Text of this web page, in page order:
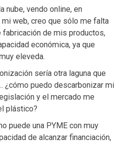
nube, vendo online, en
web, creo que sólo me falta
de mis productos,
económica, ya que
eleveda.
sería otra laguna que
¿cómo puedo descarbonizar mi
y el mercado me
plástico?
puede una PYME con muy
de alcanzar financiación,